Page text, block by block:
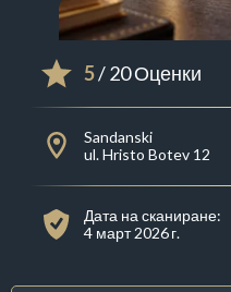
5/ 20 Оценки
Sandanski
ul. Hristo Botev 12
Дата на сканиране:
4 март 2026 г.